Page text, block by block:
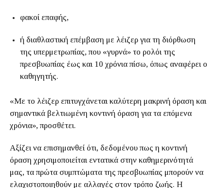
φακοί επαφής,
ή διαθλαστική επέμβαση με λέιζερ για τη διόρθωση
της υπερμετρωπίας, που «γυρνά» το ρολόι της
πρεσβυωπίας έως και 10 χρόνια πίσω, όπως αναφέρει ο
καθηγητής.
«Με το λέιζερ επιτυγχάνεται καλύτερη μακρινή όραση και
σημαντικά βελτιωμένη κοντινή όραση για τα επόμενα
χρόνια», προσθέτει.
Αξίζει να επισημανθεί ότι, δεδομένου πως η κοντινή
όραση χρησιμοποιείται εντατικά στην καθημερινότητά
μας, τα πρώτα συμπτώματα της πρεσβυωπίας μπορούν να
ελαχιστοποιηθούν με αλλαγές στον τρόπο ζωής. Η